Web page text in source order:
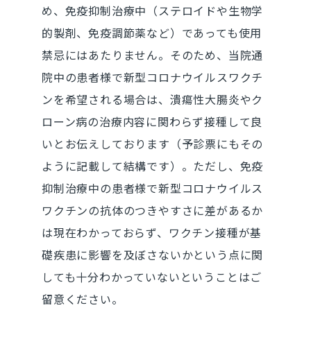
め、免疫抑制治療中（ステロイドや生物学
的製剤、免疫調節薬など）であっても使用
禁忌にはあたりません。そのため、当院通
院中の患者様で新型コロナウイルスワクチ
ンを希望される場合は、潰瘍性大腸炎やク
ローン病の治療内容に関わらず接種して良
いとお伝えしております（予診票にもその
ように記載して結構です）。ただし、免疫
抑制治療中の患者様で新型コロナウイルス
ワクチンの抗体のつきやすさに差があるか
は現在わかっておらず、ワクチン接種が基
礎疾患に影響を及ぼさないかという点に関
しても十分わかっていないということはご
留意ください。